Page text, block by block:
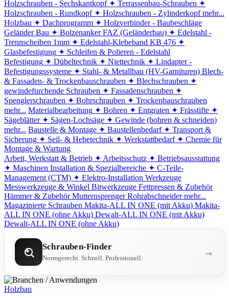
Holzschrauben - Sechskantkopf ✦ Terrassenbau-Schrauben ✦
Holzschrauben - Rundkopf ✦ Holzschrauben - Zylinderkopf mehr...
Holzbau ✦ Dachprogramm ✦ Holzverbinder - Baubeschläge
Geländer Bau ✦ Bolzenanker FAZ (Geländerbau) ✦ Edelstahl -
Trennscheiben 1mm ✦ Edelstahl-Klebeband KB 476 ✦
Glasbefestigung ✦ Schleifen & Polieren - Edelstahl
Befestigung ✦ Dübeltechnik ✦ Niettechnik ✦ Lindapter -
Befestigungssysteme ✦ Stahl- & Metallbau (HV-Garnituren) Blech-
& Fassaden- & Trockenbauschrauben ✦ Blechschrauben ✦
gewindefurchende Schrauben ✦ Fassadenschrauben ✦
Spenglerschrauben ✦ Bohrschrauben ✦ Trockenbauschrauben
mehr... Materialbearbeitung ✦ Bohren ✦ Entgraten ✦ Frässtifte ✦
Sägeblätter ✦ Sägen-Lochsäge ✦ Gewinde (bohren & schneiden)
mehr... Baustelle & Montage ✦ Baustellenbedarf ✦ Transport &
Sicherung ✦ Seil- & Hebetechnik ✦ Werkstattbedarf ✦ Chemie für
Montage & Wartung
Arbeit, Werkstatt & Betrieb ✦ Arbeitsschutz ✦ Betriebsausstattung
✦ Maschinen Installation & Spezialbereiche ✦ C-Teile-
Management (CTM) ✦ Elektro-Installation Werkzeuge
Messwerkzeuge & Winkel Bitwerkzeuge Fettpressen & Zubehör
Hämmer & Zubehör Mutternsprenger Rohrabschneider mehr...
Magazinierte Schrauben Makita-ALL IN ONE (mit Akku) Makita-
ALL IN ONE (ohne Akku) Dewalt-ALL IN ONE (mit Akku)
Dewalt-ALL IN ONE (ohne Akku)
Schrauben-Finder
Normgerecht. Schnell. Professionell. →
Holzbau